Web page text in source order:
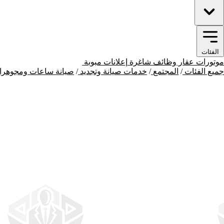
الفئات
موتورات عقار وظائف شاغرة إعلانات مبوبة
جميع الفئات/ المجتمع / خدمات صيانة وتجديد / صيانة ساعات